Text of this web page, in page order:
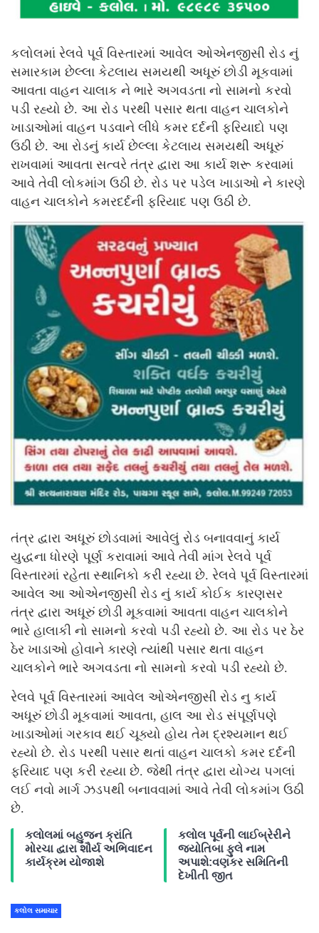
કલોલમાં રેલવે પૂર્વ વિસ્તારમાં આવેલ ઓએનજીસી રોડ નું
સમારકામ છેલ્લા કેટલાય સમયથી અધૂરું છોડી મૂકવામાં
આવતા વાહન ચાલાક ને ભારે અગવડતા નો સામનો કરવો
પડી રહ્યો છે. આ રોડ પરથી પસાર થતા વાહન ચાલકોને
ખાડાઓમાં વાહન પડવાને લીધે કમર દર્દની ફરિયાદો પણ
ઉઠી છે. આ રોડનું કાર્ય છેલ્લા કેટલાય સમયથી અધૂરું
રાખવામાં આવતા સત્વરે તંત્ર દ્વારા આ કાર્ય શરૂ કરવામાં
આવે તેવી લોકમાંગ ઉઠી છે. રોડ પર પડેલ ખાડાઓ ને કારણે
વાહન ચાલકોને કમરદર્દની ફરિયાદ પણ ઉઠી છે.
તંત્ર દ્વારા અધૂરું છોડવામાં આવેલું રોડ બનાવવાનું કાર્ય
યુદ્ધના ધોરણે પૂર્ણ કરાવામાં આવે તેવી માંગ રેલવે પૂર્વ
વિસ્તારમાં રહેતા સ્થાનિકો કરી રહ્યા છે. રેલવે પૂર્વ વિસ્તારમાં
આવેલ આ ઓએનજીસી રોડ નું કાર્ય કોઈક કારણસર
તંત્ર દ્વારા અધૂરું છોડી મૂકવામાં આવતા વાહન ચાલકોને
ભારે હાલાકી નો સામનો કરવો પડી રહ્યો છે. આ રોડ પર ઠેર
ઠેર ખાડાઓ હોવાને કારણે ત્યાંથી પસાર થતા વાહન
ચાલકોને ભારે અગવડતા નો સામનો કરવો પડી રહ્યો છે.
રેલવે પૂર્વ વિસ્તારમાં આવેલ ઓએનજીસી રોડ નુ કાર્ય
અધૂરું છોડી મૂકવામાં આવતા, હાલ આ રોડ સંપૂર્ણપણે
ખાડાઓમાં ગરકાવ થઈ ચૂક્યો હોય તેમ દ્રશ્યમાન થઈ
રહ્યો છે. રોડ પરથી પસાર થતાં વાહન ચાલકો કમર દર્દની
ફરિયાદ પણ કરી રહ્યા છે. જેથી તંત્ર દ્વારા યોગ્ય પગલાં
લઈ નવો માર્ગ ઝડપથી બનાવવામાં આવે તેવી લોકમાંગ ઉઠી
છે.
કલોલમાં બહુજન ક્રાંતિ
મોરચા દ્વારા શૌર્ય અભિવાદન
કાર્યક્રમ યોજાશે
કલોલ પૂર્વની લાઈબ્રેરીને
જ્યોતિબા ફુલે નામ
અપાશે:વણકર સમિતિની
દેખીતી જીત
કલોલ સમાચાર